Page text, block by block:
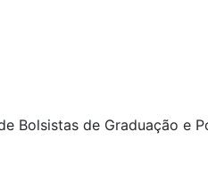
Bolsistas de Graduação e